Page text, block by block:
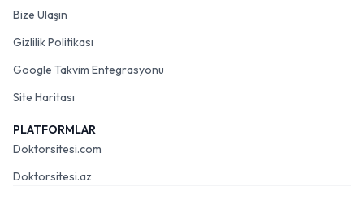
Bize Ulaşın
Gizlilik Politikası
Google Takvim Entegrasyonu
Site Haritası
PLATFORMLAR
Doktorsitesi.com
Doktorsitesi.az